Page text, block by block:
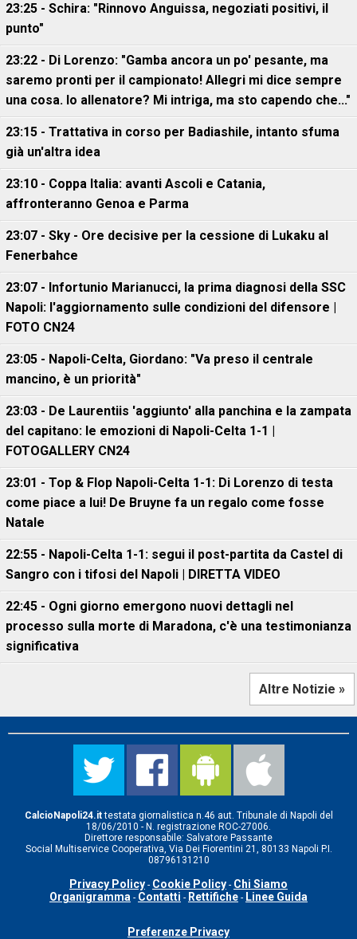
23:25 - Schira: "Rinnovo Anguissa, negoziati positivi, il
punto"
23:22 - Di Lorenzo: "Gamba ancora un po' pesante, ma
saremo pronti per il campionato! Allegri mi dice sempre
una cosa. Io allenatore? Mi intriga, ma sto capendo che..."
23:15 - Trattativa in corso per Badiashile, intanto sfuma
già un'altra idea
23:10 - Coppa Italia: avanti Ascoli e Catania,
affronteranno Genoa e Parma
23:07 - Sky - Ore decisive per la cessione di Lukaku al
Fenerbahce
23:07 - Infortunio Marianucci, la prima diagnosi della SSC
Napoli: l'aggiornamento sulle condizioni del difensore |
FOTO CN24
23:05 - Napoli-Celta, Giordano: "Va preso il centrale
mancino, è un priorità"
23:03 - De Laurentiis 'aggiunto' alla panchina e la zampata
del capitano: le emozioni di Napoli-Celta 1-1 |
FOTOGALLERY CN24
23:01 - Top & Flop Napoli-Celta 1-1: Di Lorenzo di testa
come piace a lui! De Bruyne fa un regalo come fosse
Natale
22:55 - Napoli-Celta 1-1: segui il post-partita da Castel di
Sangro con i tifosi del Napoli | DIRETTA VIDEO
22:45 - Ogni giorno emergono nuovi dettagli nel
processo sulla morte di Maradona, c'è una testimonianza
significativa
Altre Notizie »
CalcioNapoli24.ittestata giornalistica n.46 aut. Tribunale di Napoli del
18/06/2010 - N. registrazione ROC-27006.
Direttore responsabile: Salvatore Passante
Social Multiservice Cooperativa, Via Dei Fiorentini 21, 80133 Napoli P.I.
08796131210
Privacy Policy - Cookie Policy - Chi Siamo
Organigramma - Contatti - Rettifiche - Linee Guida
Preferenze Privacy